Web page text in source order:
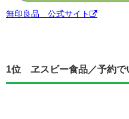
無印良品 公式サイト
1位 ヱスビー食品／予約で